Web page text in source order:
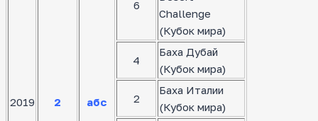
2019 2 абс
6
Challenge
(Кубок мира)
4
Баха Дубай
(Кубок мира)
2
Баха Италии
(Кубок мира)